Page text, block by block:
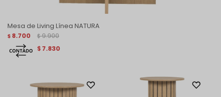
Mesa de Living Línea NATURA
$ 8.700 $ 9.900
$ 7.830